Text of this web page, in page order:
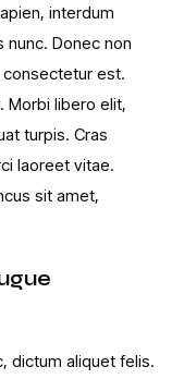
interdum
Donec non
consectetur est.
Morbi libero elit,
turpis. Cras
laoreet vitae.
sit amet,
dictum aliquet felis.